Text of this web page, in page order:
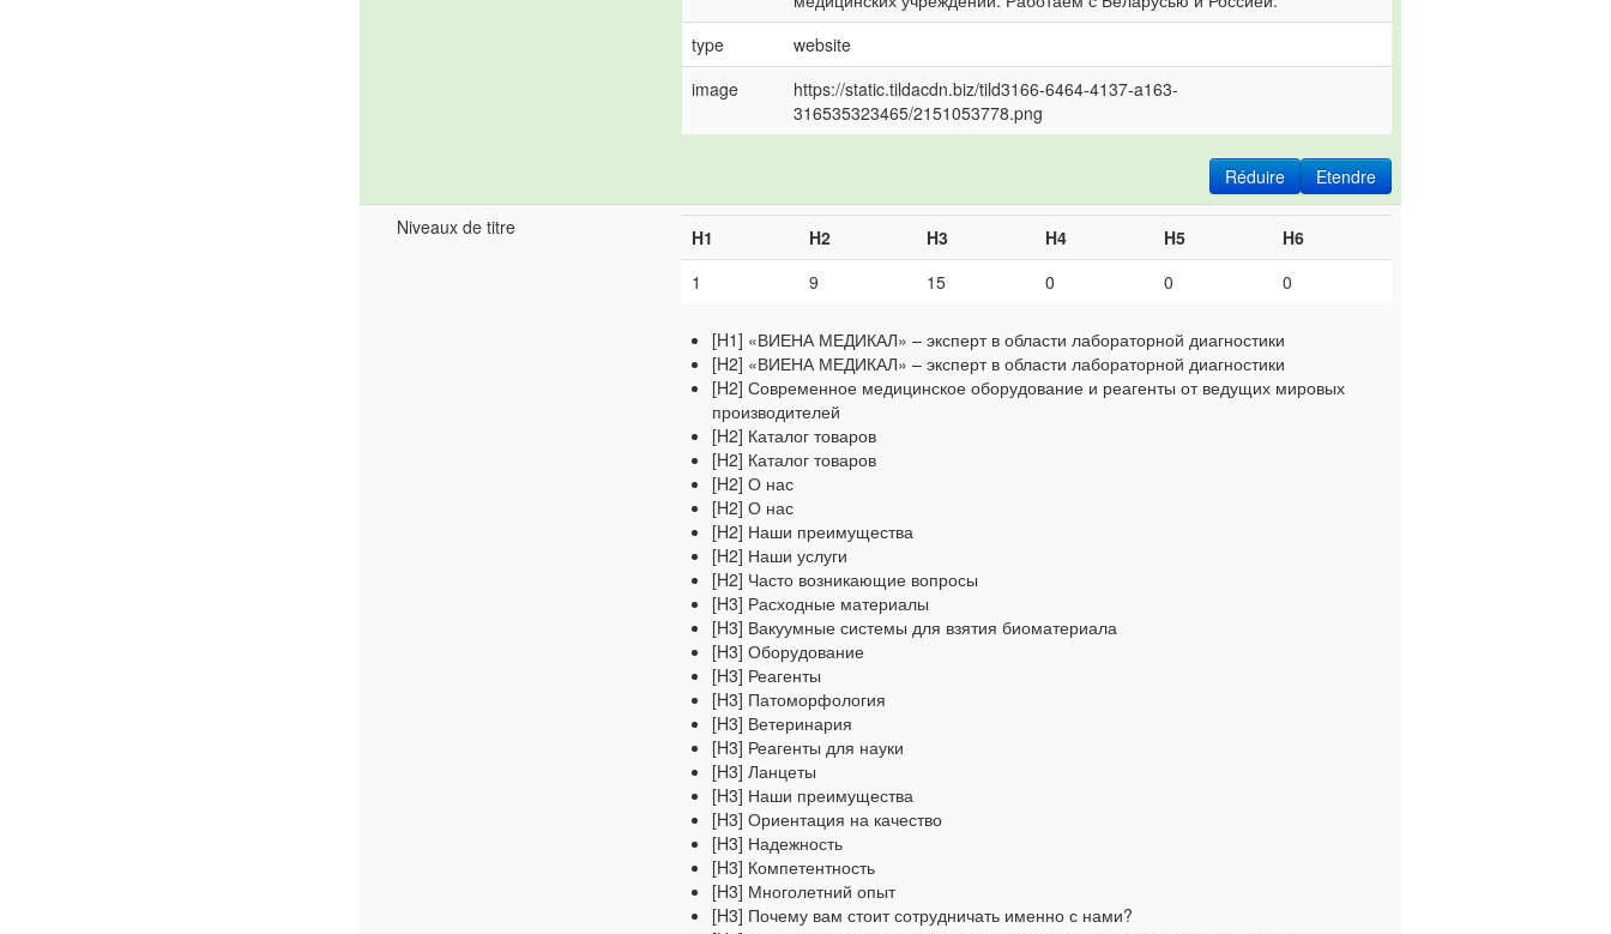
type
website
image
https://static.tildacdn.biz/tild3166-6464-4137-a163-
316535323465/2151053778.png
Etendre
Réduire
Niveaux de titre H1 H2 H3 H4 H5
H6
1
9 15 0 0 0
[H1] «ВИЕНА МЕДИКАЛ» – эксперт в области лабораторной диагностики
[H2] «ВИЕНА МЕДИКАЛ» – эксперт в области лабораторной диагностики
[H2] Современное медицинское оборудование и реагенты от ведущих мировых
производителей
[H2] Каталог товаров
[H2] Каталог товаров
[H2] О нас
[H2] О нас
[H2] Наши преимущества
[H2] Наши услуги
[H2] Часто возникающие вопросы
[H3] Расходные материалы
[H3] Вакуумные системы для взятия биоматериала
[H3] Оборудование
[H3] Реагенты
[H3] Патоморфология
[H3] Ветеринария
[H3] Реагенты для науки
[H3] Ланцеты
[H3] Наши преимущества
[H3] Ориентация на качество
[H3] Надежность
[H3] Компетентность
[H3] Многолетний опыт
[H3] Почему вам стоит сотрудничать именно с нами?